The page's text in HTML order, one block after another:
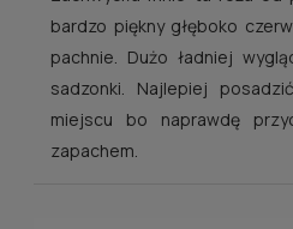
bardzo piękny głęboko
pachnie. Dużo ładniej
sadzonki. Najlepiej
miejscu bo naprawdę
zapachem.